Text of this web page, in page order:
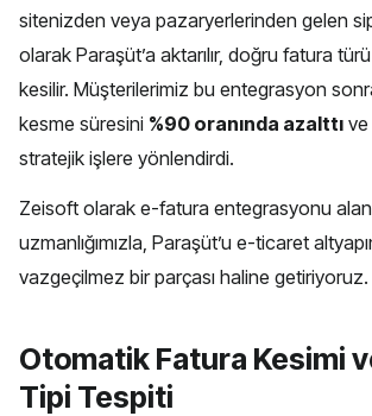
sitenizden veya pazaryerlerinden gelen
olarak Paraşüt’a aktarılır, doğru fatura
kesilir. Müşterilerimiz bu entegrasyon
kesme süresini %90 oranında azalttı ve
stratejik işlere yönlendirdi.
Zeisoft olarak e-fatura entegrasyonu
uzmanlığımızla, Paraşüt’u e-ticaret
vazgeçilmez bir parçası haline getiriyoruz.
Otomatik Fatura Kesimi
Tipi Tespiti